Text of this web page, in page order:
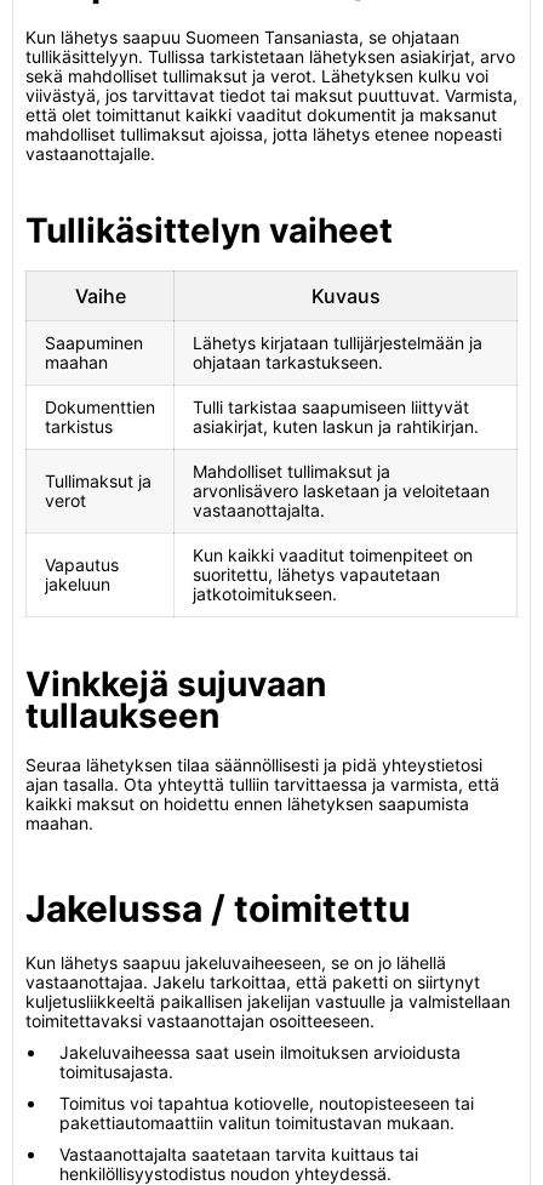
Kun lähetys saapuu Suomeen Tansaniasta, se ohjataan
tullikäsittelyyn. Tullissa tarkistetaan lähetyksen asiakirjat, arvo
sekä mahdolliset tullimaksut ja verot. Lähetyksen kulku voi
viivästyä, jos tarvittavat tiedot tai maksut puuttuvat. Varmista,
että olet toimittanut kaikki vaaditut dokumentit ja maksanut
mahdolliset tullimaksut ajoissa, jotta lähetys etenee nopeasti
vastaanottajalle.
Tullikäsittelyn vaiheet
Vaihe Kuvaus
Saapuminen
maahan
Lähetys kirjataan tullijärjestelmään ja
ohjataan tarkastukseen.
Dokumenttien
tarkistus
Tulli tarkistaa saapumiseen liittyvät
asiakirjat, kuten laskun ja rahtikirjan.
Tullimaksut ja
verot
Mahdolliset tullimaksut ja
arvonlisävero lasketaan ja veloitetaan
vastaanottajalta.
Vapautus
jakeluun
Kun kaikki vaaditut toimenpiteet on
suoritettu, lähetys vapautetaan
jatkotoimitukseen.
Vinkkejä sujuvaan
tullaukseen
Seuraa lähetyksen tilaa säännöllisesti ja pidä yhteystietosi
ajan tasalla. Ota yhteyttä tulliin tarvittaessa ja varmista, että
kaikki maksut on hoidettu ennen lähetyksen saapumista
maahan.
Jakelussa / toimitettu
Kun lähetys saapuu jakeluvaiheeseen, se on jo lähellä
vastaanottajaa. Jakelu tarkoittaa, että paketti on siirtynyt
kuljetusliikkeeltä paikallisen jakelijan vastuulle ja valmistellaan
toimitettavaksi vastaanottajan osoitteeseen.
Jakeluvaiheessa saat usein ilmoituksen arvioidusta
toimitusajasta.
Toimitus voi tapahtua kotiovelle, noutopisteeseen tai
pakettiautomaattiin valitun toimitustavan mukaan.
Vastaanottajalta saatetaan tarvita kuittaus tai
henkilöllisyystodistus noudon yhteydessä.